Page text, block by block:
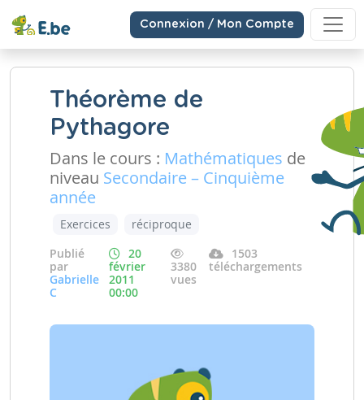
Connexion / Mon Compte
Théorème de
Pythagore
Dans le cours : Mathématiques de
niveau Secondaire – Cinquième
année
Exercices
réciproque
Publié
par
Gabrielle
C
20
février
2011
00:00
3380
vues
1503
téléchargements